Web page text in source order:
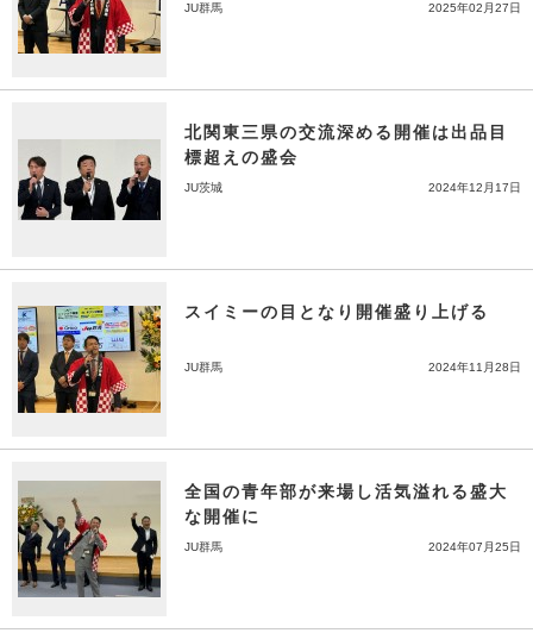
JU群馬 2025年02月27日
北関東三県の交流深める開催は出品目
標超えの盛会
JU茨城 2024年12月17日
スイミーの目となり開催盛り上げる
JU群馬 2024年11月28日
全国の青年部が来場し活気溢れる盛大
な開催に
JU群馬 2024年07月25日